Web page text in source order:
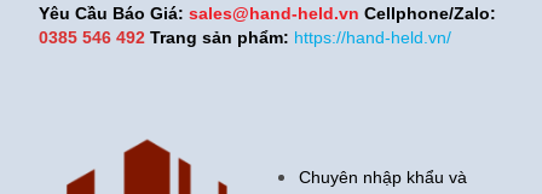
Yêu Cầu Báo Giá: sales@hand-held.vn Cellphone/Zalo:
0385 546 492Trang sản phẩm: https://hand-held.vn/
Chuyên nhập khẩu và